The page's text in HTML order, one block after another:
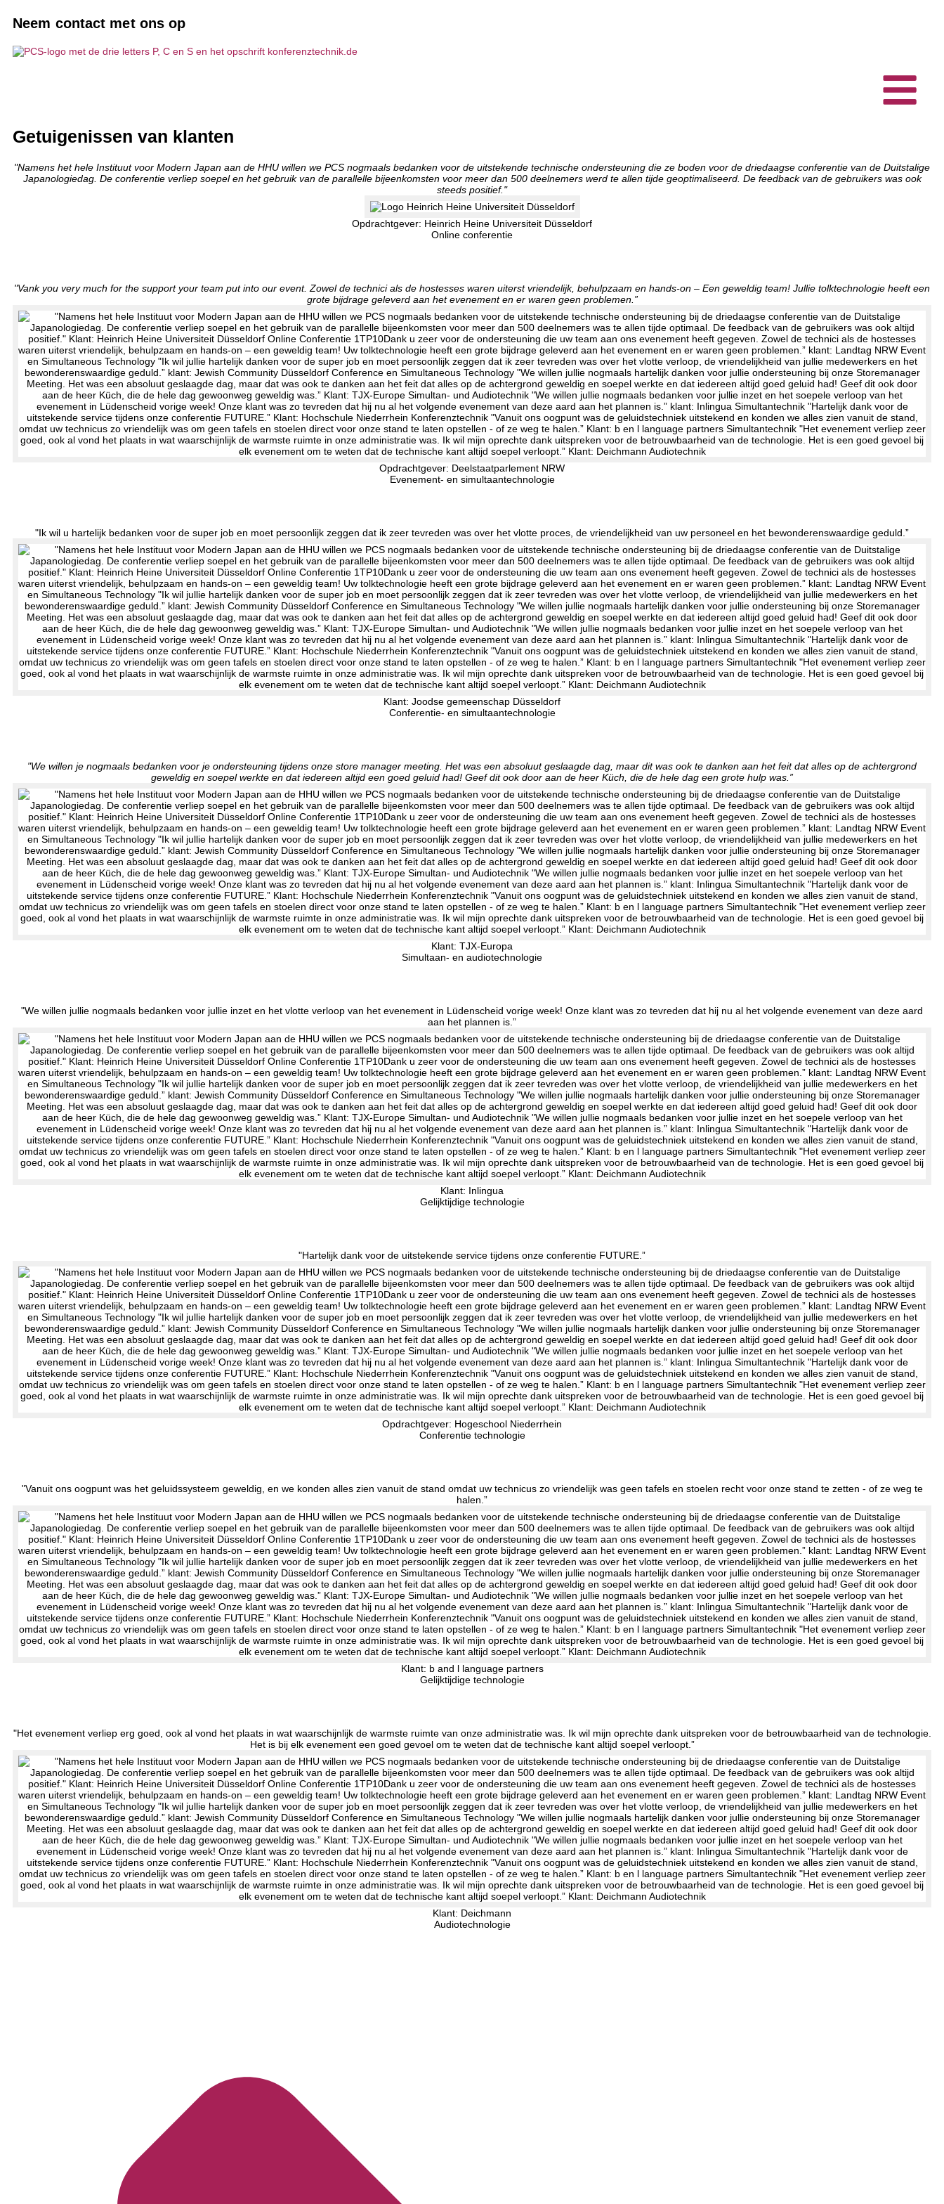
Intercomtoestellen / bureaumicrofoons
Visie, duurzaamheid
Nieuws
IT-bedrijf
Neem contact met ons op
Getuigenissen van klanten
"Namens het hele Instituut voor Modern Japan aan de HHU willen we PCS nogmaals bedanken voor de uitstekende technische ondersteuning die ze boden voor de driedaagse conferentie van de Duitstalige
Japanologiedag. De conferentie verliep soepel en het gebruik van de parallelle bijeenkomsten voor meer dan 500 deelnemers werd te allen tijde geoptimaliseerd. De feedback van de gebruikers was ook
steeds positief."
Opdrachtgever: Heinrich Heine Universiteit Düsseldorf
Online conferentie
"Vank you very much for the support your team put into our event. Zowel de technici als de hostesses waren uiterst vriendelijk, behulpzaam en hands-on – Een geweldig team! Jullie tolktechnologie heeft een
grote bijdrage geleverd aan het evenement en er waren geen problemen.”
Opdrachtgever: Deelstaatparlement NRW
Evenement- en simultaantechnologie
"Ik wil u hartelijk bedanken voor de super job en moet persoonlijk zeggen dat ik zeer tevreden was over het vlotte proces, de vriendelijkheid van uw personeel en het bewonderenswaardige geduld.”
Klant: Joodse gemeenschap Düsseldorf
Conferentie- en simultaantechnologie
"We willen je nogmaals bedanken voor je ondersteuning tijdens onze store manager meeting. Het was een absoluut geslaagde dag, maar dit was ook te danken aan het feit dat alles op de achtergrond
geweldig en soepel werkte en dat iedereen altijd een goed geluid had! Geef dit ook door aan de heer Küch, die de hele dag een grote hulp was.”
Klant: TJX-Europa
Simultaan- en audiotechnologie
"We willen jullie nogmaals bedanken voor jullie inzet en het vlotte verloop van het evenement in Lüdenscheid vorige week! Onze klant was zo tevreden dat hij nu al het volgende evenement van deze aard
aan het plannen is.”
Klant: Inlingua
Gelijktijdige technologie
"Hartelijk dank voor de uitstekende service tijdens onze conferentie FUTURE.”
Opdrachtgever: Hogeschool Niederrhein
Conferentie technologie
"Vanuit ons oogpunt was het geluidssysteem geweldig, en we konden alles zien vanuit de stand omdat uw technicus zo vriendelijk was geen tafels en stoelen recht voor onze stand te zetten - of ze weg te
halen.”
Klant: b and l language partners
Gelijktijdige technologie
"Het evenement verliep erg goed, ook al vond het plaats in wat waarschijnlijk de warmste ruimte van onze administratie was. Ik wil mijn oprechte dank uitspreken voor de betrouwbaarheid van de technologie.
Het is bij elk evenement een goed gevoel om te weten dat de technische kant altijd soepel verloopt.”
Klant: Deichmann
Audiotechnologie